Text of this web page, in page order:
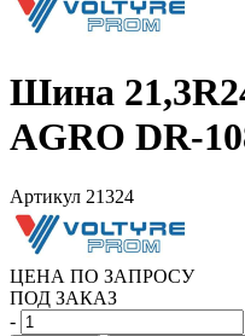
Шина
AGRO DR-
Артикул 21324
ЦЕНА ПО ЗАПРОСУ
ПОД ЗАКАЗ
-